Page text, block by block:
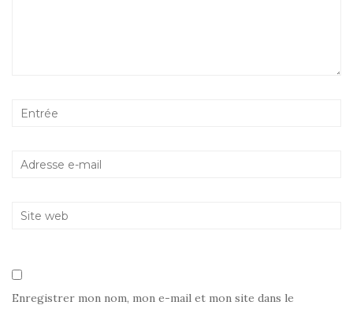
Enregistrer mon nom, mon e-mail et mon site dans le